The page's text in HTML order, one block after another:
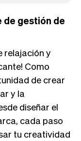
de gestión de
relajación y
Como
de crear
y la
diseñar el
cada paso
tu creatividad